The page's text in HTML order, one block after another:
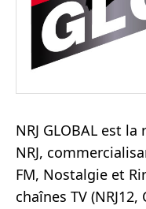
NRJ GLOBAL est
NRJ,
FM, Nostalgie et
chaînes TV